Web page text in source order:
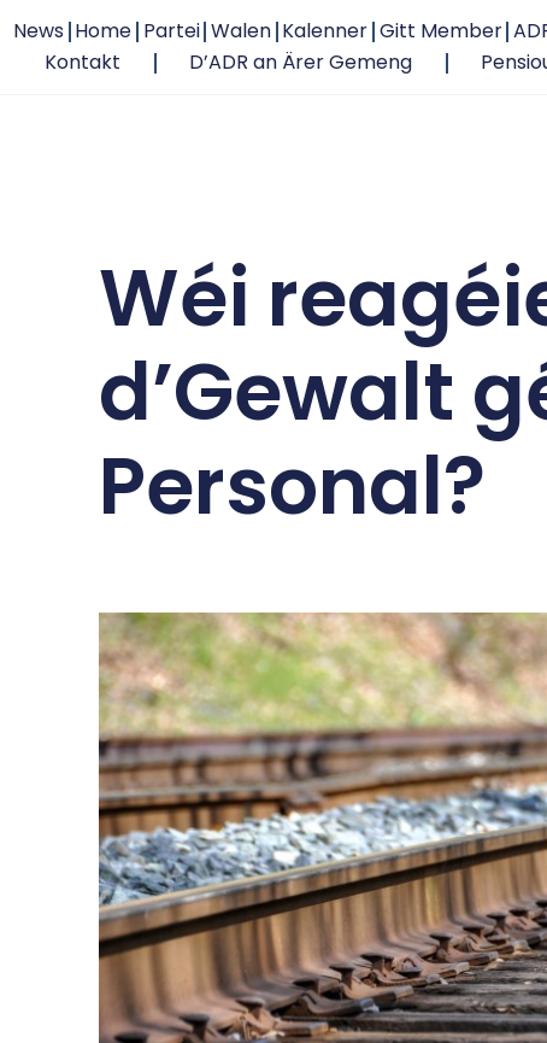
News Home Partei Walen Kalenner Gitt Member
Kontakt
D’ADR an Ärer Gemeng
Wéi
d’Gewalt
Personal?